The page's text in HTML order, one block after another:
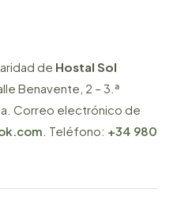
de Hostal Sol
Benavente, 2 – 3.ª
Correo electrónico de
. Teléfono: +34 980